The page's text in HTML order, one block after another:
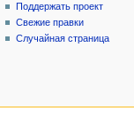
Поддержать проект
Свежие правки
Случайная страница